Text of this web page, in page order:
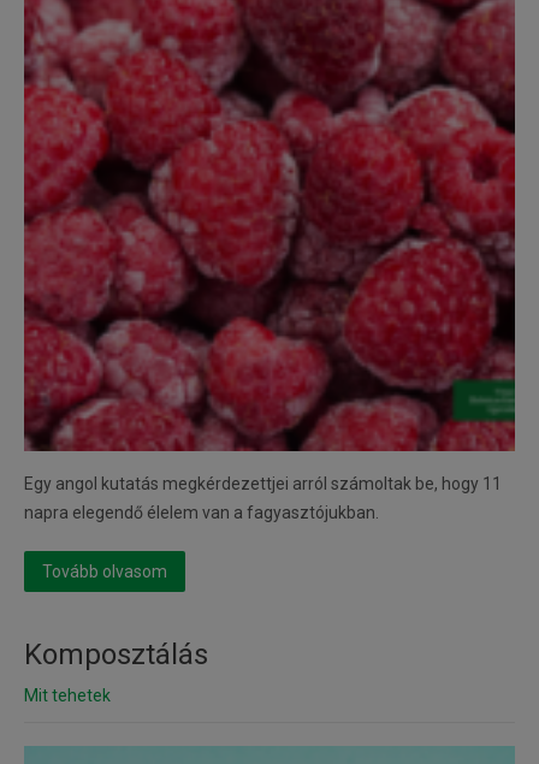
Egy angol kutatás megkérdezettjei arról számoltak be, hogy 11
napra elegendő élelem van a fagyasztójukban.
Tovább olvasom
Komposztálás
Mit tehetek